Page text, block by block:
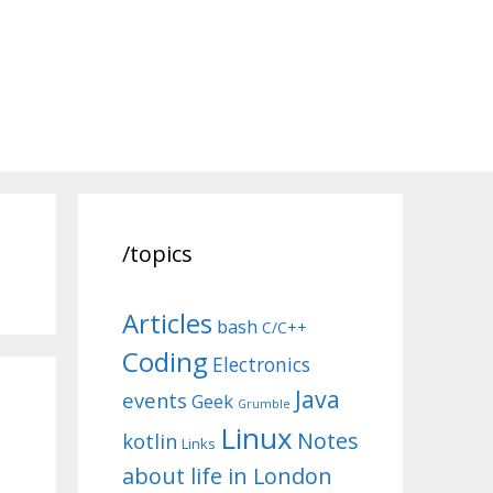
/topics
Articles bash C/C++
Coding Electronics
events Geek Grumble Java
kotlin Links Linux Notes
about life in London